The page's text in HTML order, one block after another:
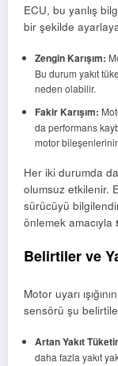
ECU, bu yanlış
bir şekilde
Zengin Karışım:
Bu durum yakıt
neden olabilir.
Fakir Karışım:
da performans
motor bileşenlerinin
Her iki durumda
olumsuz etkilenir.
sürücüyü
önlemek amacıyla
Belirtiler ve
Motor uyarı
sensörü şu
Artan Yakıt
daha fazla yakıt